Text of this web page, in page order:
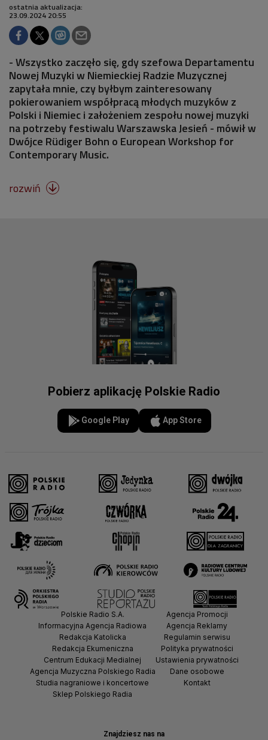
ostatnia aktualizacja:
23.09.2024 20:55
- Wszystko zaczęło się, gdy szefowa Departamentu
Nowej Muzyki w Niemieckiej Radzie Muzycznej
zapytała mnie, czy byłbym zainteresowany
pokierowaniem współpracą młodych muzyków z
Polski i Niemiec i założeniem zespołu nowej muzyki
na potrzeby festiwalu Warszawska Jesień - mówił w
Dwójce Rüdiger Bohn o European Workshop for
Contemporary Music.
rozwiń 
Pobierz aplikację Polskie Radio
Google Play App Store
Znajdziesz nas na
Polskie Radio S.A.
Informacyjna Agencja Radiowa
Redakcja Katolicka
Redakcja Ekumeniczna
Centrum Edukacji Medialnej
Agencja Muzyczna Polskiego Radia
Studia nagraniowe i koncertowe
Sklep Polskiego Radia
Agencja Promocji
Agencja Reklamy
Regulamin serwisu
Polityka prywatności
Ustawienia prywatności
Dane osobowe
Kontakt